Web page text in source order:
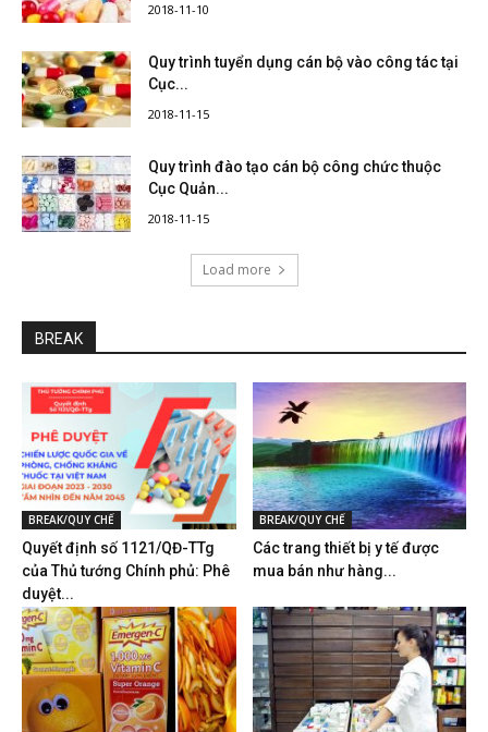
2018-11-10
Quy trình tuyển dụng cán bộ vào công tác tại
Cục...
2018-11-15
Quy trình đào tạo cán bộ công chức thuộc
Cục Quản...
2018-11-15
Load more
BREAK
BREAK/QUY CHẾ
Quyết định số 1121/QĐ-TTg
của Thủ tướng Chính phủ: Phê
duyệt...
BREAK/QUY CHẾ
Các trang thiết bị y tế được
mua bán như hàng...